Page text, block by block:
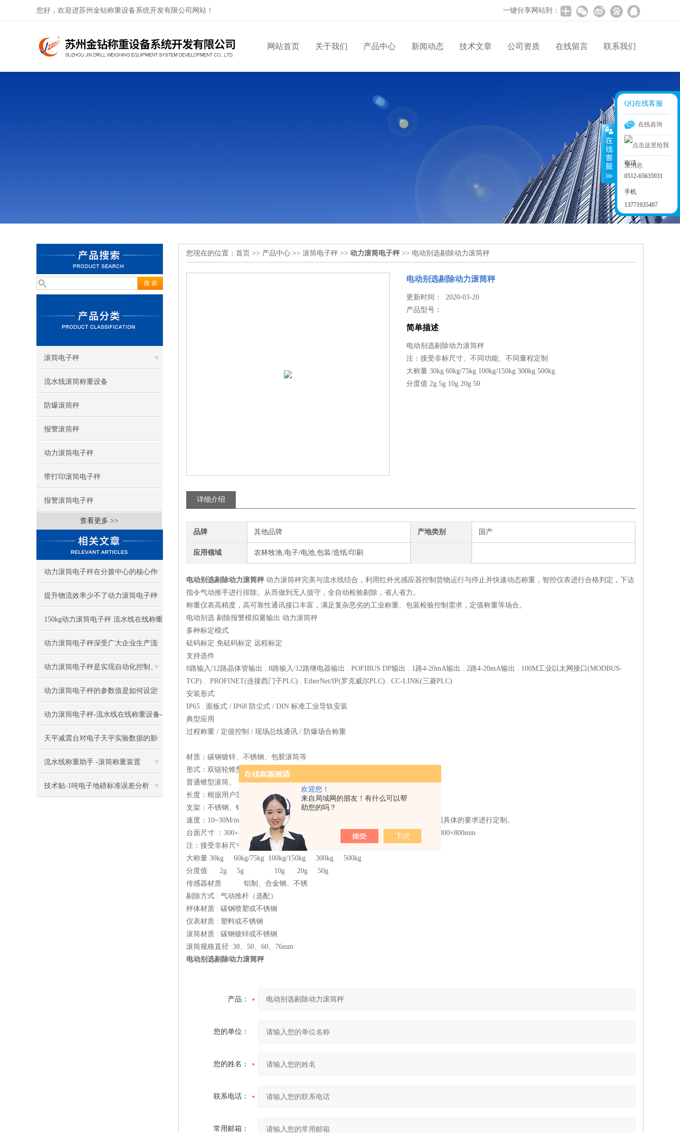
欢迎您！
来自局域网的朋友！有什么可以帮
助您的吗？
您好，欢迎进苏州金钻称重设备系统开发有限公司网站！ 一键分享网站到：
网站首页 关于我们 产品中心 新闻动态 技术文章 公司资质 在线留言 联系我们
滚筒电子秤
流水线滚筒称重设备
防爆滚筒秤
报警滚筒秤
动力滚筒电子秤
带打印滚筒电子秤
报警滚筒电子秤
查看更多 >>
动力滚筒电子秤在分拨中心的核心作
用
提升物流效率少不了动力滚筒电子秤
150kg动力滚筒电子秤 流水线在线称重
设备
动力滚筒电子秤深受广大企业生产流
水线欢迎
动力滚筒电子秤是实现自动化控制、
稳定产品质量的理想计量设备
动力滚筒电子秤的参数值是如何设定
的
动力滚筒电子秤-流水线在线称重设备-
苏州金钻
天平减震台对电子天平实验数据的影
响
流水线称重助手 -滚筒称重装置
技术贴-1吨电子地磅标准误差分析
您现在的位置： 首页 >> 产品中心 >> 滚筒电子秤 >> 动力滚筒电子秤 >> 电动别选剔除动力滚筒秤
电动别选剔除动力滚筒秤
更新时间： 2020-03-20
产品型号：
简单描述
电动别选剔除动力滚筒秤
注：接受非标尺寸、不同功能、不同量程定制
大称量 30kg 60kg/75kg 100kg/150kg 300kg 500kg
分度值 2g 5g 10g 20g 50
详细介绍
品牌 其他品牌 产地类别 国产
应用领域 农林牧渔,电子/电池,包装/造纸/印刷
电动别选剔除动力滚筒秤 动力滚筒秤完美与流水线结合，利用红外光感应器控制货物运行与停止并快速动态称重，智控仪表进行合格判定，下达
指令气动推手进行排除。从而做到无人值守，全自动检验剔除，省人省力。
称重仪表高精度，高可靠性通讯接口丰富，满足复杂恶劣的工业称重、包装检验控制需求，定值称重等场合。
电动别选 剔除报警模拟量输出 动力滚筒秤
多种标定模式
砝码标定 免砝码标定 远程标定
支持选件
8路输入/12路晶体管输出 . 8路输入/12路继电器输出 . POFIBUS DP输出 . 1路4-20mA输出 . 2路4-20mA输出 . 100M工业以太网接口(MODBUS-
TCP) . PROFINET(连接西门子PLC) . EtherNet/IP(罗克威尔PLC) . CC-LINK(三菱PLC)
安装形式
IP65 . 面板式 / IP68 防尘式 / DIN 标准工业导轨安装
典型应用
过程称重 / 定值控制 / 现场总线通讯 / 防爆场合称重
材质：碳钢镀锌、不锈钢、包胶滚筒等
形式：双链轮锥型滚筒；O型槽滚筒、
普通锥型滚筒。
长度：根据用户需求定制。
支架：不锈钢、铝型材、碳钢喷塑等。
速度：10~30M/min；可根据用户需求采用变频调速连续运行。非标动力滚筒线根据具体的要求进行定制。
台面尺寸 ：300×400MM、400×500M、450×600MM、500×700MM、600×800mm、800×800mm
注：接受非标尺寸、不同功能、不同量程定制
大称量 30kg 60kg/75kg 100kg/150kg 300kg 500kg
分度值 2g 5g 10g 20g 50g
传感器材质 铝制、合金钢、不锈
剔除方式 : 气动推杆（选配）
秤体材质 : 碳钢喷塑或不锈钢
仪表材质 : 塑料或不锈钢
滚筒材质 : 碳钢镀锌或不锈钢
滚筒规格直径 :38、50、60、76mm
电动别选剔除动力滚筒秤
产品：
您的单位：
您的姓名：
联系电话：
常用邮箱：
QQ在线客服
在线咨询
电话
0512-65635931
手机
13771935497